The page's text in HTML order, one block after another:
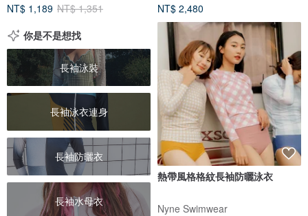
NT$ 1,189 NT$ 1,351
NT$ 2,480
你是不是想找
長袖泳裝
長袖泳衣連身
長袖防曬衣
長袖水母衣
熱帶風格格紋長袖防曬泳衣
Nyne Swimwear